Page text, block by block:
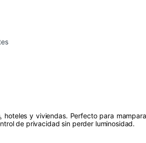
y viviendas. Perfecto para
de privacidad sin perder luminosidad.